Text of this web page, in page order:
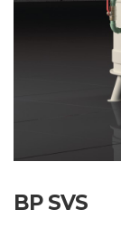
BP SVS